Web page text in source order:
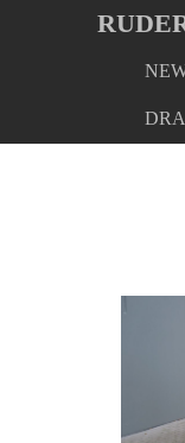
Oops, an error
main
here: